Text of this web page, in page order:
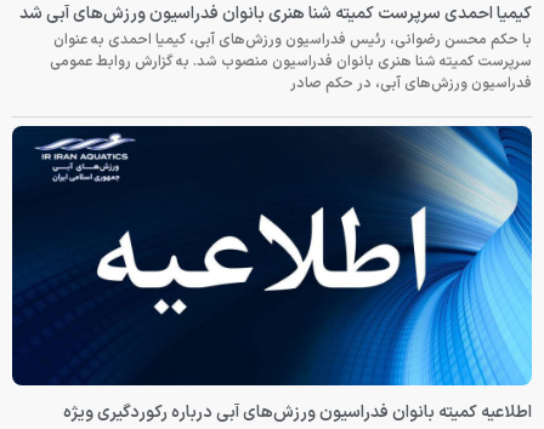
کیمیا احمدی سرپرست کمیته شنا هنری بانوان فدراسیون ورزش‌های آبی شد
با حکم محسن رضوانی، رئیس فدراسیون ورزش‌های آبی، کیمیا احمدی به عنوان
سرپرست کمیته شنا هنری بانوان فدراسیون منصوب شد. به گزارش روابط عمومی
فدراسیون ورزش‌های آبی، در حکم صادر
اطلاعیه کمیته بانوان فدراسیون ورزش‌های آبی درباره رکوردگیری ویژه